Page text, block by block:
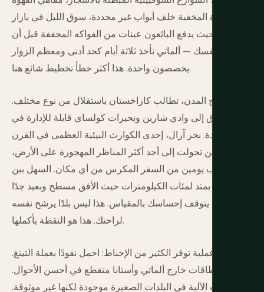
الممتازة المخفية خلف أبواب غير محددة، سوق الليل في بازار
أخضر حيث يدفع البائعون عينات من الفواكه المجففة قبل أن
توجه نفسك — ألماتي تأخذ ثلاثة أيام كحد أدنى ومعظم الزوار
يخصصون واحدة. هذا أكثر خطأ تخطيط شائع هنا.
خارج المدن، تطالب كازاخستان باستقلال من نوع مختلف.
الطرق إلى وادي شارين وبحيرات كولساي قابلة للإدارة في
سيارة جيدة. بحر آرال، إحدى الكوارث البيئية العظمى في القرن
العشرين تحولت إلى أحد أكثر المناظر المهجورة على الأرض،
يتطلب يومين من السفر المكرس من أي مكان. السهل بين
الوجهات يمتد لمئات الكيلومترات حيث الأفق مسطح وبعيد جدًا
بحيث يتوقف إحساسك بالمقياس. هذا ليس بلدًا يرشح نفسه
لراحتك. هذا هو النقطة بأكملها.
ملاحظة عملية توفر الكثير من الإحباط: احمل نقودًا بعملة التينغ.
قبول البطاقات خارج ألماتي وأستانا متقطع في أحسن الأحوال.
الصرافات الآلية في البلدات الصغيرة موجودة لكنها غير موثوقة.